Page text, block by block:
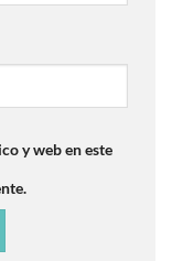
y web en este